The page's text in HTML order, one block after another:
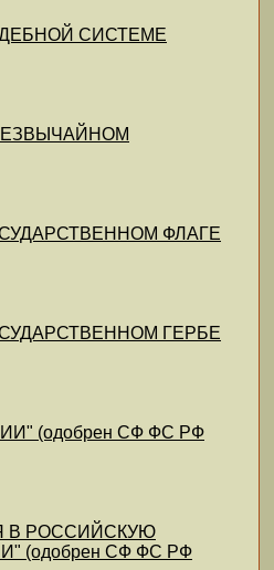
СИСТЕМЕ
ФЛАГЕ
ГЕРБЕ
(одобрен СФ ФС РФ
В РОССИЙСКУЮ
(одобрен СФ ФС РФ